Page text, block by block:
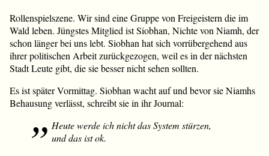
Rollenspielszene. Wir sind eine Gruppe von Freigeistern die im
Wald leben. Jüngstes Mitglied ist Siobhan, Nichte von Niamh, der
schon länger bei uns lebt. Siobhan hat sich vorrübergehend aus
ihrer politischen Arbeit zurückgezogen, weil es in der nächsten
Stadt Leute gibt, die sie besser nicht sehen sollten.
Es ist später Vormittag. Siobhan wacht auf und bevor sie Niamhs
Behausung verlässt, schreibt sie in ihr Journal:
Heute werde ich nicht das System stürzen,
und das ist ok.